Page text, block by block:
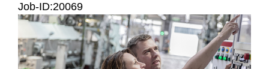
Job-ID:20069